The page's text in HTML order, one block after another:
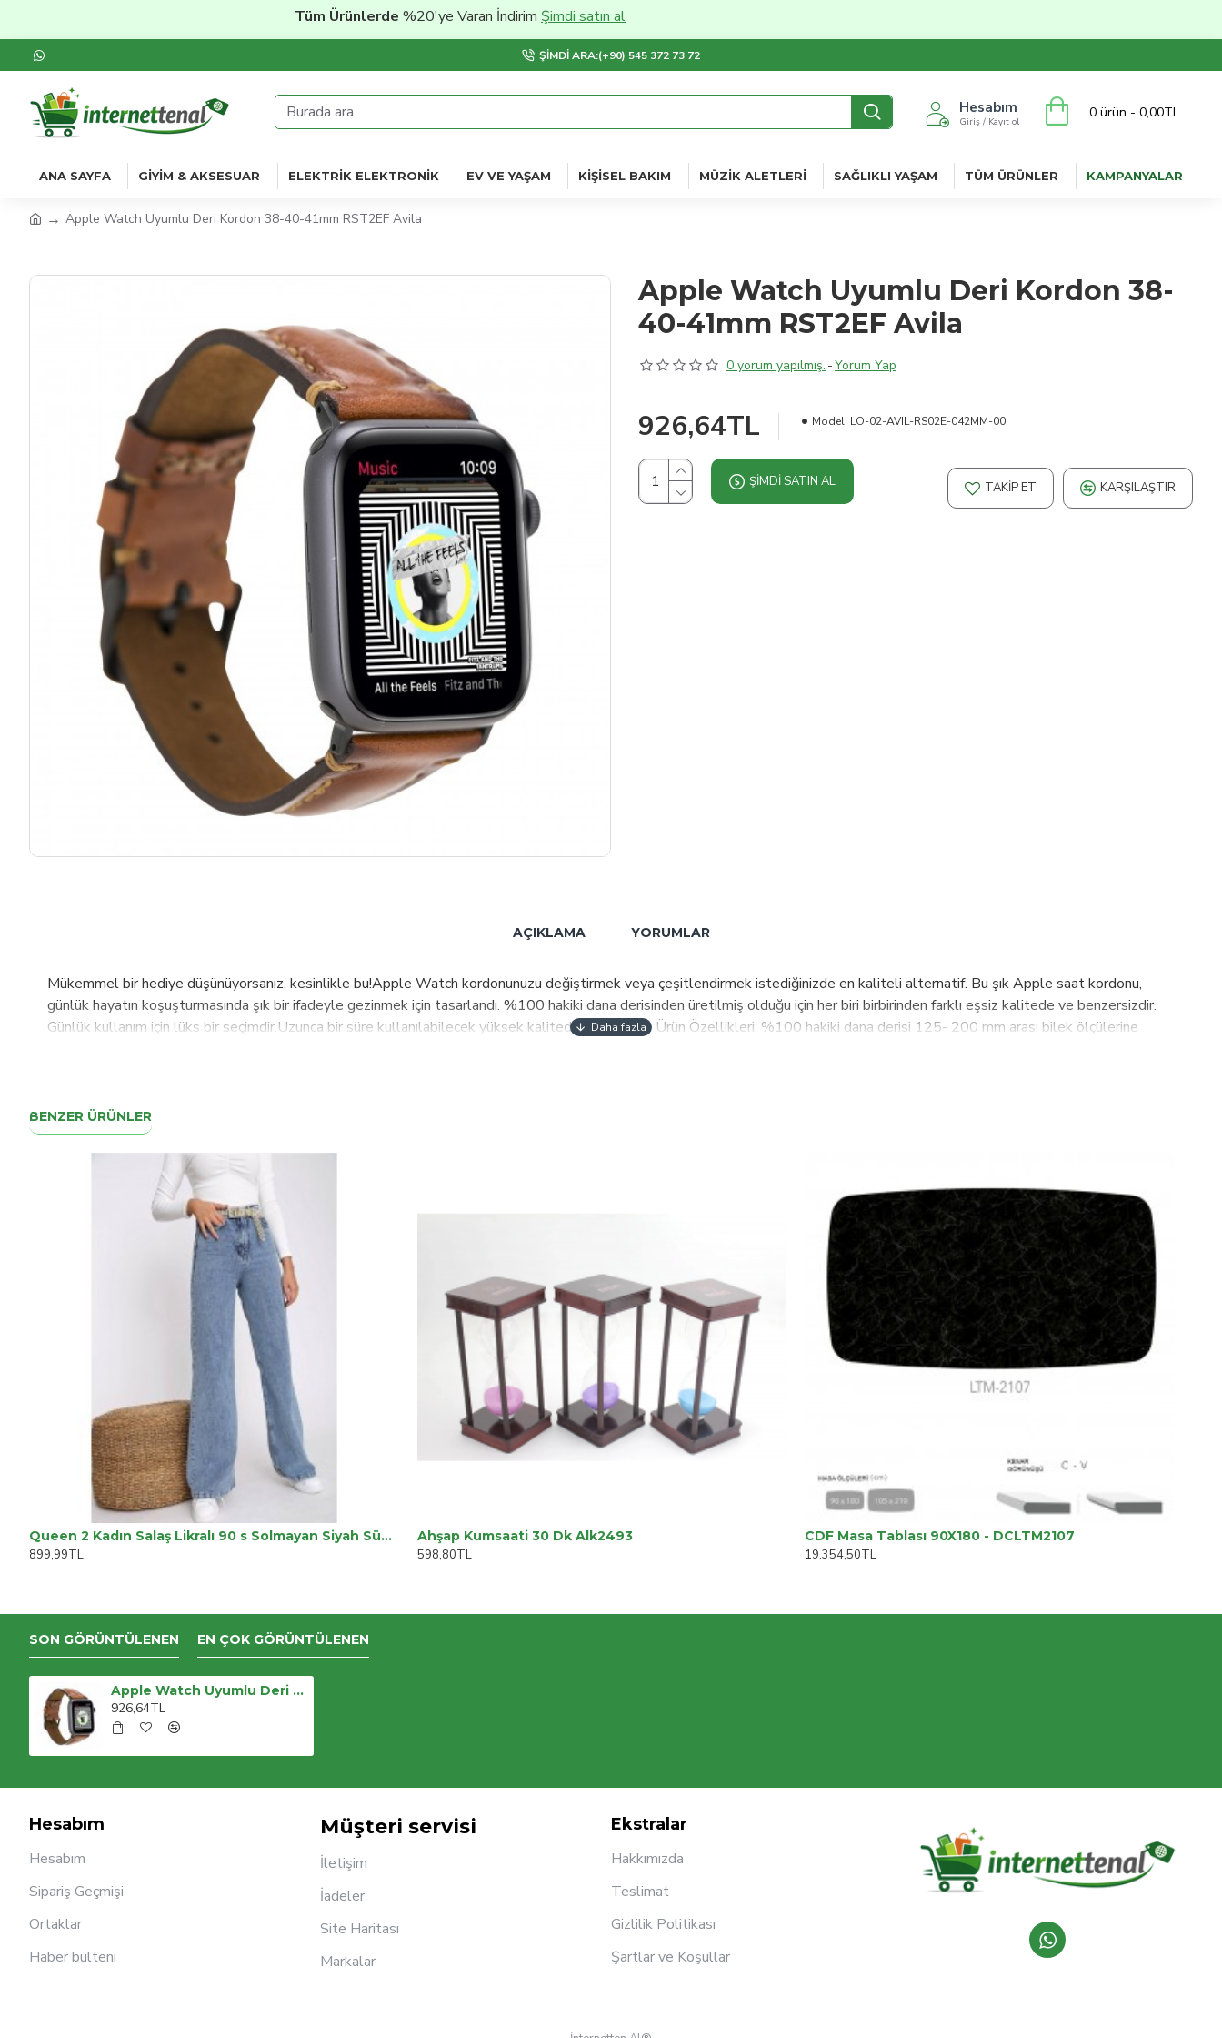
Tüm Ürünlerde%20'ye Varan İndirimŞimdi satın al
ŞIMDI ARA:(+90) 545 372 73 72
Hesabım
Giriş / Kayıt ol
0 ürün - 0,00TL
ANA SAYFA GIYIM & AKSESUAR ELEKTRIK ELEKTRONIK EV VE YAŞAM KIŞISEL BAKIM MÜZIK ALETLERI SAĞLIKLI YAŞAM TÜM ÜRÜNLER KAMPANYALAR
Apple Watch Uyumlu Deri Kordon 38-40-41mm RST2EF Avila
Apple Watch Uyumlu Deri Kordon 38-
40-41mm RST2EF Avila
0 yorum yapılmış. -Yorum Yap
926,64TL Model: LO-02-AVIL-RS02E-042MM-00
ŞIMDI SATIN AL TAKIP ET KARŞILAŞTIR
AÇIKLAMA YORUMLAR
Mükemmel bir hediye düşünüyorsanız, kesinlikle bu!Apple Watch kordonunuzu değiştirmek veya çeşitlendirmek istediğinizde en kaliteli alternatif. Bu şık Apple saat kordonu,
günlük hayatın koşuşturmasında şık bir ifadeyle gezinmek için tasarlandı. %100 hakiki dana derisinden üretilmiş olduğu için her biri birbirinden farklı eşsiz kalitede ve benzersizdir.
Günlük kullanım için lüks bir seçimdir.Uzunca bir süre kullanılabilecek yüksek kalitede bir üründür. Ürün Özellikleri: %100 hakiki dana derisi 125- 200 mm arası bilek ölçülerine
sağlayabilmek için için tasarım, üretim ve paketleme süreçlerinin tamamı güncel ve en kabul edilebilir kalite-fiyat dengesinde planlanmaktadır.Sahip olduğumuz PLM, Bouletta,
Barchello, Burkley markalarımızla ürettiğimiz kumaş ve deri ürünlerimizi Dağıtıcı, Retail, E-Satış kanalları ile müşterilerimize ulaştırmaktayız. 2019 yılı itibariyle Almanya, Amerika,
Rusya, İngiltere, Hollanda, İsveç, İsviçre, Fas başta olmak üzere 42 ülkede satışlarımız devam etmekte 70 ülkeye ulaşmak için çalışmalarımız sürmektedir. Hedefimiz 2021 yılına
kadar 100 ülkede aktif olarak ürünlerimizi müşterilerimizin beğenisine sunmaktır.
BENZER ÜRÜNLER
Queen 2 Kadın Salaş Likralı 90 s Solmayan Siyah Süper Yüksek Bel Bol Paça Denim Kot Palazzo Pantolon
899,99TL
Ahşap Kumsaati 30 Dk Alk2493
598,80TL
CDF Masa Tablası 90X180 - DCLTM2107
19.354,50TL
SON GÖRÜNTÜLENEN EN ÇOK GÖRÜNTÜLENEN
Apple Watch Uyumlu Deri Kordon 38-40-41mm RST2EF Avila
926,64TL
Hesabım
Hesabım
Sipariş Geçmişi
Ortaklar
Haber bülteni
Müşteri servisi
İletişim
İadeler
Site Haritası
Markalar
Ekstralar
Hakkımızda
Teslimat
Gizlilik Politikası
Şartlar ve Koşullar